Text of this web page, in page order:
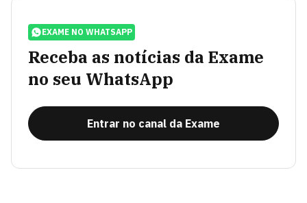
EXAME NO WHATSAPP
Receba as notícias da Exame
no seu WhatsApp
Entrar no canal da Exame